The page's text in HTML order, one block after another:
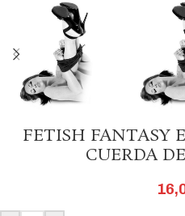
FETISH FANTASY
CUERDA